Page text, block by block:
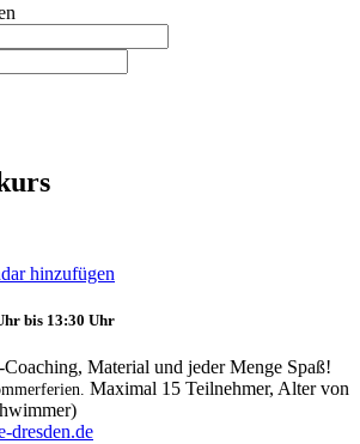
hinzufügen
bis 13:30 Uhr
Material und jeder Menge Spaß!
Maximal 15 Teilnehmer, Alter von
dresden.de